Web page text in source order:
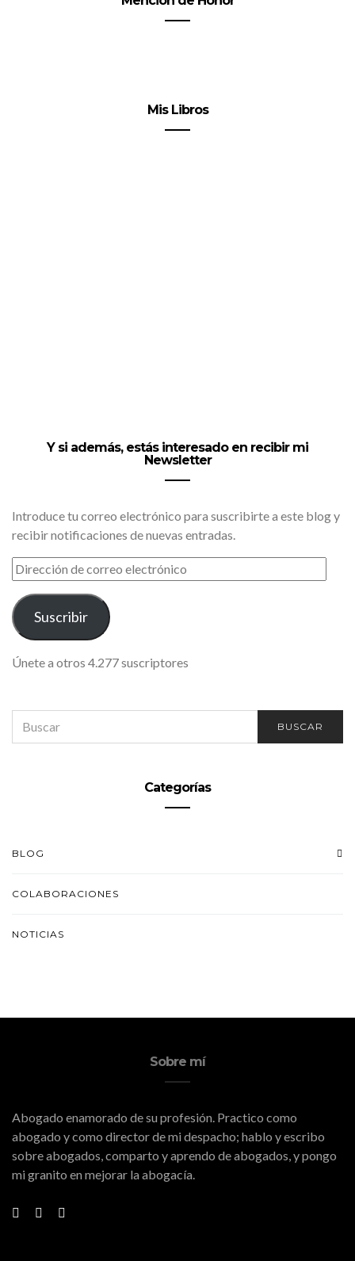
Mis Libros
Y si además, estás interesado en recibir mi
Newsletter
Introduce tu correo electrónico para suscribirte a este blog y
recibir notificaciones de nuevas entradas.
DIRECCIÓN
DE
CORREO
ELECTRÓNICO
Suscribir
Únete a otros 4.277 suscriptores
FOR:
BUSCAR
Categorías
BLOG
COLABORACIONES
NOTICIAS
Sobre mí
Abogado enamorado de su profesión. Practico como
abogado y como director de mi despacho; hablo y escribo
sobre abogados, comparto y aprendo de abogados, y pongo
mi granito en mejorar la abogacía.